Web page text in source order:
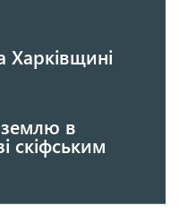
Харківщині
в
скіфським